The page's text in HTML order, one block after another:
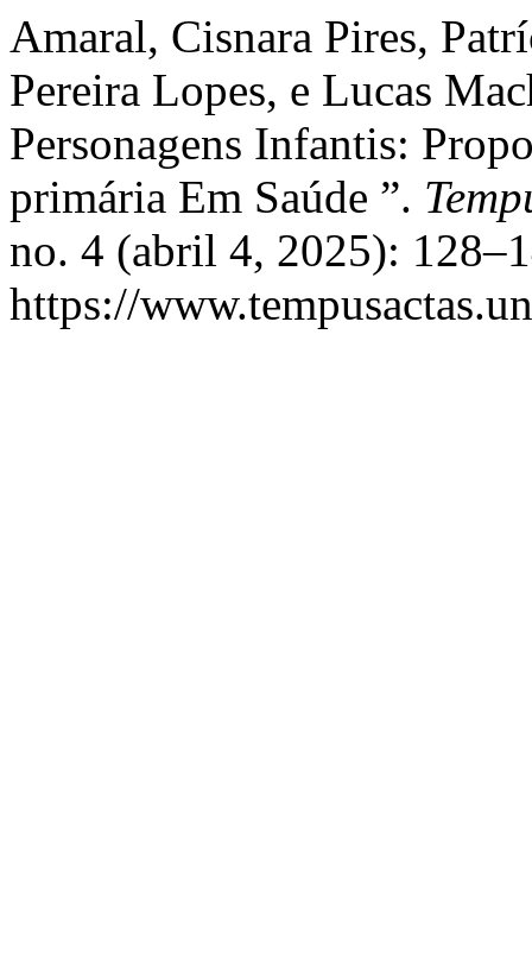
Amaral, Cisnara Pires,
Pereira Lopes, e Lucas
Personagens Infantis:
primária Em Saúde ”.
no. 4 (abril 4, 2025):
https://